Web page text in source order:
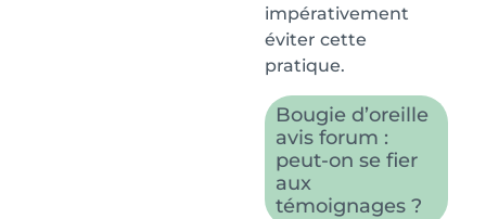
impérativement
éviter cette
pratique.
Bougie d’oreille
avis forum :
peut-on se fier
aux
témoignages ?